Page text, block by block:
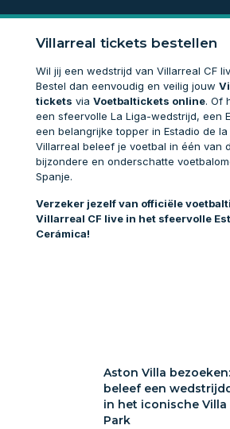
Villarreal tickets bestellen
Wil jij een wedstrijd van Villarreal CF
Bestel dan eenvoudig en veilig jouw
tickets via Voetbaltickets online. Of
een sfeervolle La Liga-wedstrijd, een
een belangrijke topper in Estadio de
Villarreal beleef je voetbal in één van
bijzondere en onderschatte
Spanje.
Verzeker jezelf van officiële
Villarreal CF live in het sfeervolle
Cerámica!
Aston Villa bezoeken:
beleef een
in het iconische Villa
Park